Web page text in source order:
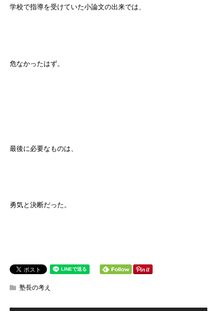
学校で指導を受けていた小論文の出来では、
危なかったはず。
最後に必要なものは、
勇気と決断だった。
塾長の考え